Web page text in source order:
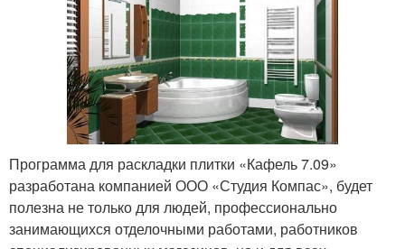
Программа для раскладки плитки «Кафель 7.09»
разработана компанией ООО «Студия Компас», будет
полезна не только для людей, профессионально
занимающихся отделочными работами, работников